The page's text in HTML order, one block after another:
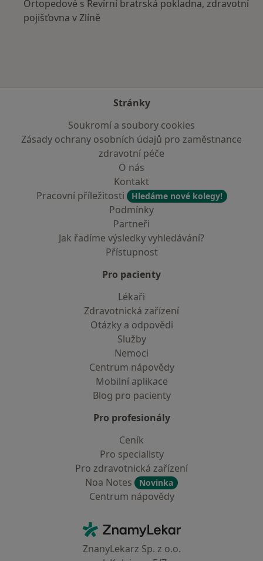
Ortopedové s Revírní bratrská pokladna, zdravotní
pojišťovna v Zlíně
Stránky
Soukromí a soubory cookies
Zásady ochrany osobních údajů pro zaměstnance
zdravotní péče
O nás
Kontakt
Pracovní příležitosti
Hledáme nové kolegy!
Podmínky
Partneři
Jak řadíme výsledky vyhledávání?
Přístupnost
Pro pacienty
Lékaři
Zdravotnická zařízení
Otázky a odpovědi
Služby
Nemoci
Centrum nápovědy
Mobilní aplikace
Blog pro pacienty
Pro profesionály
Ceník
Pro specialisty
Pro zdravotnická zařízení
Noa Notes
Novinka
Centrum nápovědy
ZnamyLekar - Hlavní stránka
ZnanyLekarz Sp. z o.o.